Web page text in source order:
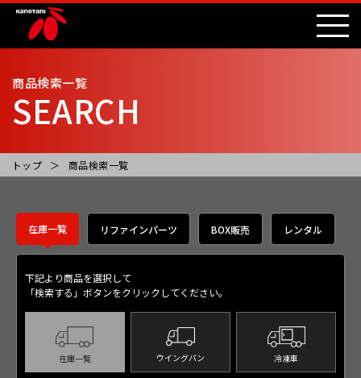
商品検索一覧
SEARCH
トップ 商品検索一覧
在庫一覧 リファインパーツ BOX販売 レンタル
下記より商品を選択して
「検索する」ボタンをクリックしてください。
在庫一覧 ウイングバン 冷凍車